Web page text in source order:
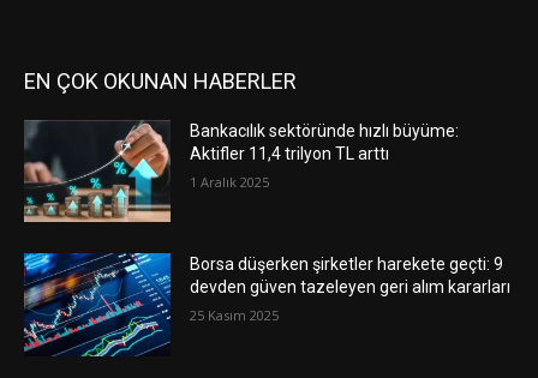
EN ÇOK OKUNAN HABERLER
Bankacılık sektöründe hızlı büyüme:
Aktifler 11,4 trilyon TL arttı
1 Aralık 2025
Borsa düşerken şirketler harekete geçti: 9
devden güven tazeleyen geri alım kararları
25 Kasım 2025